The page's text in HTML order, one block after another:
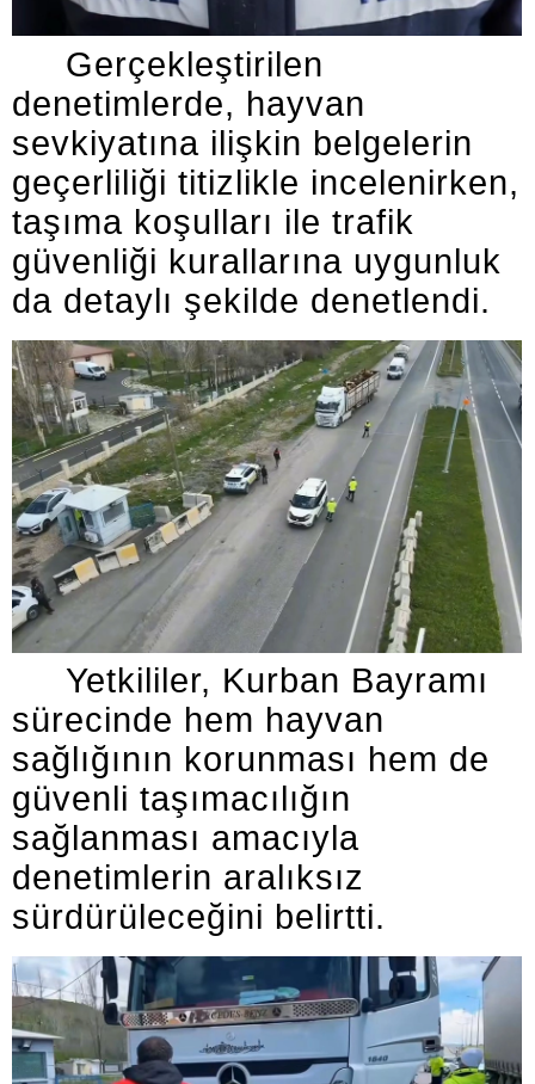
Gerçekleştirilen
denetimlerde, hayvan
sevkiyatına ilişkin belgelerin
geçerliliği titizlikle incelenirken,
taşıma koşulları ile trafik
güvenliği kurallarına uygunluk
da detaylı şekilde denetlendi.
Yetkililer, Kurban Bayramı
sürecinde hem hayvan
sağlığının korunması hem de
güvenli taşımacılığın
sağlanması amacıyla
denetimlerin aralıksız
sürdürüleceğini belirtti.